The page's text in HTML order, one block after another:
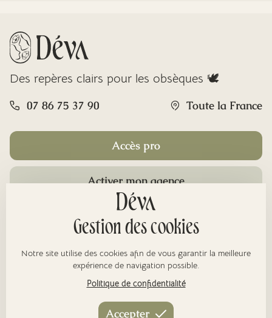
Des repères clairs pour les obsèques 🕊️
07 86 75 37 90 Toute la France
Accès pro
Activer mon agence
Gestion des cookies
Notre site utilise des cookies afin de vous garantir la meilleure
expérience de navigation possible.
Politique de confidentialité
Accepter